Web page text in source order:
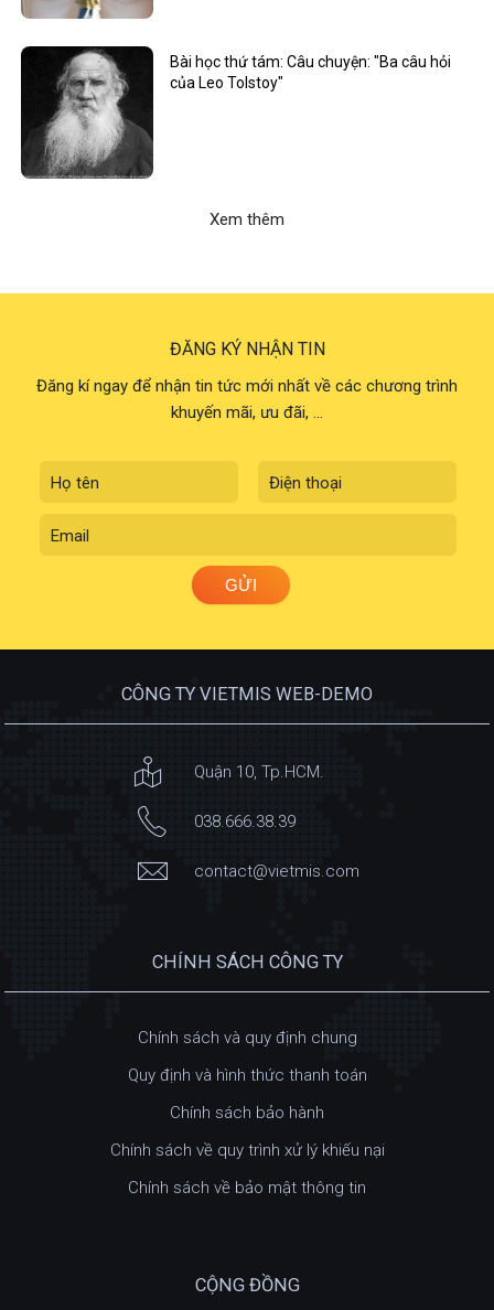
Bài học thứ tám: Câu chuyện: "Ba câu hỏi
của Leo Tolstoy"
Xem thêm
ĐĂNG KÝ NHẬN TIN
Đăng kí ngay để nhận tin tức mới nhất về các chương trình
khuyến mãi, ưu đãi, ...
CÔNG TY VIETMIS WEB-DEMO
Quận 10, Tp.HCM.
038.666.38.39
contact@vietmis.com
CHÍNH SÁCH CÔNG TY
Chính sách và quy định chung
Quy định và hình thức thanh toán
Chính sách bảo hành
Chính sách về quy trình xử lý khiếu nại
Chính sách về bảo mật thông tin
CỘNG ĐỒNG